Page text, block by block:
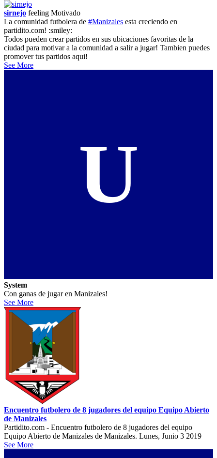
sirnejo feeling Motivado
La comunidad futbolera de #Manizales esta creciendo en
partidito.com! :smiley:
Todos pueden crear partidos en sus ubicaciones favoritas de la
ciudad para motivar a la comunidad a salir a jugar! Tambien puedes
promover tus partidos aqui!
See More
U
System
Con ganas de jugar en Manizales!
See More
Encuentro futbolero de 8 jugadores del equipo Equipo Abierto
de Manizales
Partidito.com - Encuentro futbolero de 8 jugadores del equipo
Equipo Abierto de Manizales de Manizales. Lunes, Junio 3 2019
See More